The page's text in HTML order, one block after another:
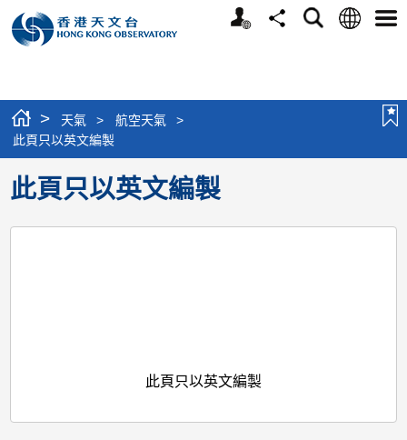
個
分
搜
語
選
> 天氣 > 航空天氣
>
此頁只以英文編製
此頁只以英文編製
此頁只以英文編製